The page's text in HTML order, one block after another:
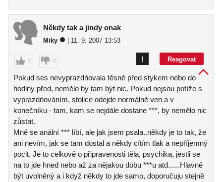
Někdy tak a jindy onak
Miky | 11. 9. 2007 13:53
0 0 Reagovat
!
Pokud ses nevyprazdńovala těsně před stykem nebo do
hodiny před, nemělo by tam být nic. Pokud nejsou potíže s
vyprazdńováním, stolice odejde normálně ven a v
konečníku - tam, kam se nejdále dostane ***, by nemělo nic
zůstat.
Mně se anální *** líbí, ale jak jsem psala..někdy je to tak, že
ani nevím, jak se tam dostal a někdy cítím tlak a nepříjemný
pocit. Je to celkově o připravenosti těla, psychika, jestli se
na to jde hned nebo až za nějakou dobu ***u atd......Hlavně
být uvolněný a i když někdy to jde samo, doporučuju stejně